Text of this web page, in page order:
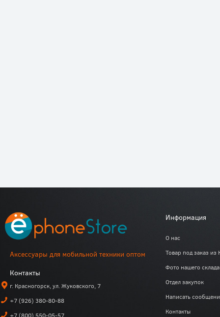
Аксессуары для мобильной техники оптом
Контакты
г. Красногорск, ул. Жуковского, 7
+7 (926) 380-80-88
+7 (800) 550-05-57
Информация
О нас
Товар под заказ из
Фото нашего склада
Отдел закупок
Написать
Контакты